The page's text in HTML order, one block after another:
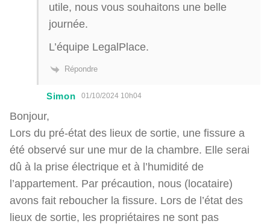
utile, nous vous souhaitons une belle
journée.
L’équipe LegalPlace.
Répondre
Simon 01/10/2024 10h04
Bonjour,
Lors du pré-état des lieux de sortie, une fissure a
été observé sur une mur de la chambre. Elle serai
dû à la prise électrique et à l’humidité de
l’appartement. Par précaution, nous (locataire)
avons fait reboucher la fissure. Lors de l’état des
lieux de sortie, les propriétaires ne sont pas